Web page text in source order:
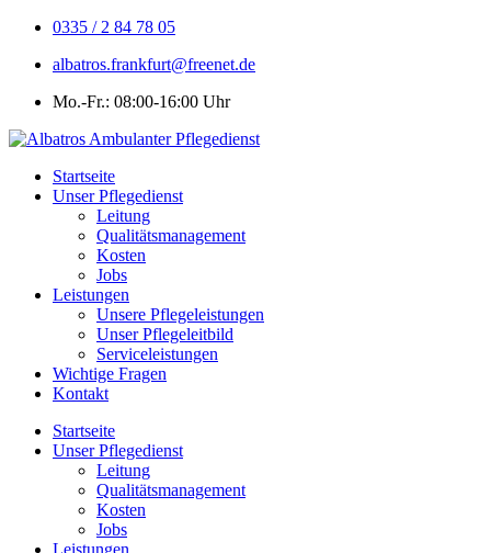
Zum
springen
0335 / 2 84 78 05
albatros.frankfurt@freenet.de
Mo.-Fr.: 08:00-16:00 Uhr
Startseite
Unser Pflegedienst
Leitung
Qualitätsmanagement
Kosten
Jobs
Leistungen
Unsere Pflegeleistungen
Unser Pflegeleitbild
Serviceleistungen
Wichtige Fragen
Kontakt
Startseite
Unser Pflegedienst
Leitung
Qualitätsmanagement
Kosten
Jobs
Leistungen